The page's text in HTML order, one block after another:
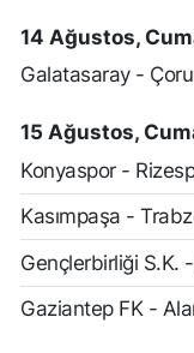
14 Ağustos,
Galatasaray -
15 Ağustos,
Konyaspor -
Kasımpaşa -
Gençlerbirliği S.K.
Gaziantep FK -